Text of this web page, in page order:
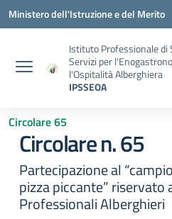
Vai ai contenuti
Vai al menu di navigazione
Vai al footer
Ministero dell'Istruzione e del Merito
Istituto Professionale di
Servizi per
l'Ospitalità Alberghiera
IPSSEOA
Circolare 65
Circolare n. 65
Partecipazione al
pizza piccante”
Professionali Alberghieri